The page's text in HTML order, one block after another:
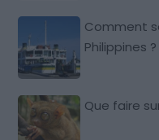
Comment
Philippines ?
Que faire